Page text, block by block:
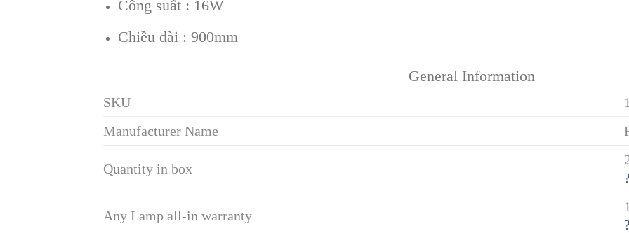
Công suất : 16W
Chiều dài : 900mm
General Information
SKU
Manufacturer Name
Quantity in box
?
Any Lamp all-in warranty
?